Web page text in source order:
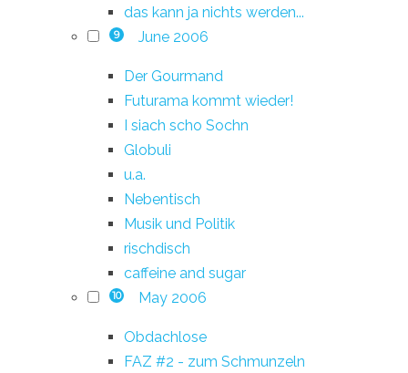
das kann ja nichts werden...
9 June 2006
Der Gourmand
Futurama kommt wieder!
I siach scho Sochn
Globuli
u.a.
Nebentisch
Musik und Politik
rischdisch
caffeine and sugar
10 May 2006
Obdachlose
FAZ #2 - zum Schmunzeln